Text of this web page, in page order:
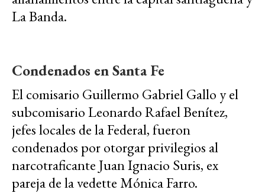
La Banda.
Condenados en Santa Fe
El comisario Guillermo Gabriel Gallo y el
subcomisario Leonardo Rafael Benítez,
jefes locales de la Federal, fueron
condenados por otorgar privilegios al
narcotraficante Juan Ignacio Suris, ex
pareja de la vedette Mónica Farro.